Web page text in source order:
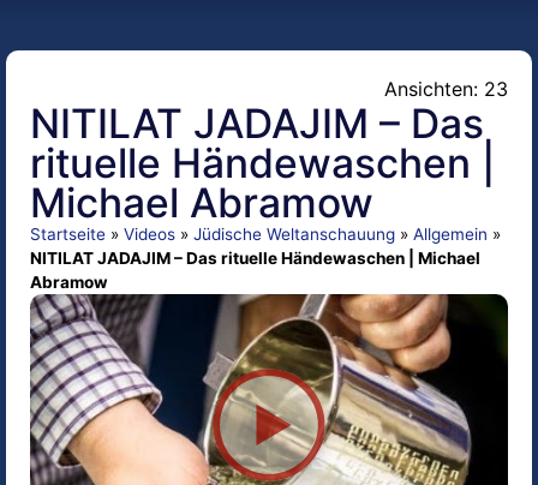
Ansichten: 23
NITILAT JADAJIM – Das
rituelle Händewaschen |
Michael Abramow
Startseite » Videos » Jüdische Weltanschauung » Allgemein »
NITILAT JADAJIM – Das rituelle Händewaschen | Michael
Abramow